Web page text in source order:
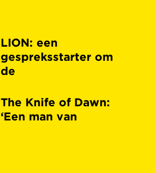
LION: een
gespreksstarter om
de
The Knife of Dawn:
‘Een man van